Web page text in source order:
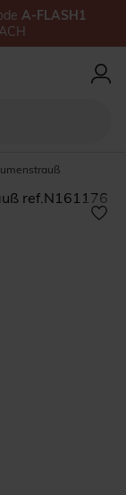
A-FLASH1